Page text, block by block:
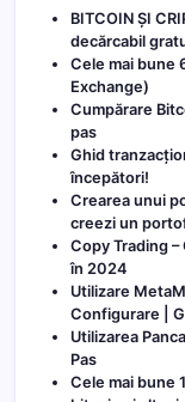
BITCOIN ȘI C
decărcabil
Cele mai bune
Exchange)
Cumpărare
pas
Ghid
începători!
Crearea unui
creezi un
Copy Trading
în 2024
Utilizare
Configurare |
Utilizarea
Pas
Cele mai bune